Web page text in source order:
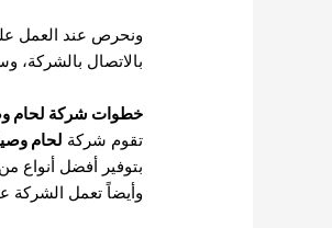
ونحرص عند العمل
بالاتصال بالشركة،
خطوات شركة لحام
تقوم شركة لحام
بتوفير أفضل أنواع
وأيضاً تعمل الشركة